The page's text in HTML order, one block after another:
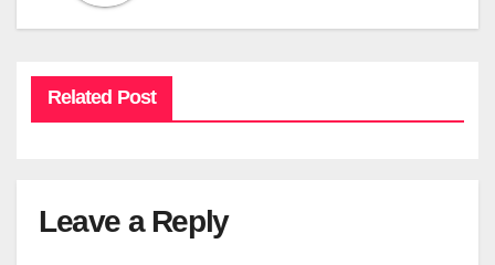
Related Post
Leave a Reply